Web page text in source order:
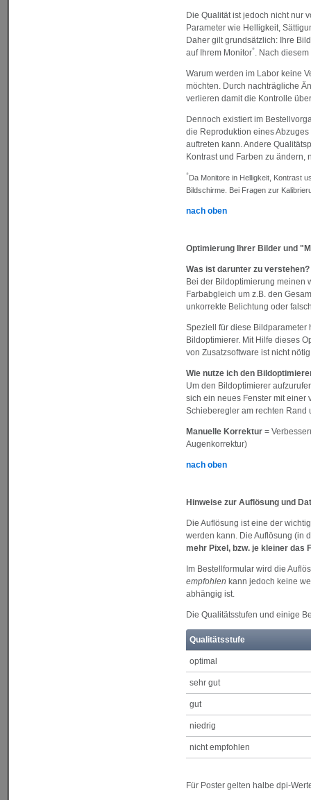
Die Qualität ist jedoch nicht nur
Parameter wie Helligkeit,
Daher gilt grundsätzlich: Ihre
auf Ihrem Monitor*. Nach
Warum werden im Labor keine
möchten. Durch nachträgliche
verlieren damit die Kontrolle
Dennoch existiert im
die Reproduktion eines
auftreten kann. Andere
Kontrast und Farben zu
*Da Monitore in Helligkeit, Kontrast
Bildschirme. Bei Fragen zur
nach oben
Optimierung Ihrer Bilder und
Was ist darunter zu verstehen?
Bei der Bildoptimierung meinen
Farbabgleich um z.B. den
unkorrekte Belichtung oder
Speziell für diese Bildparameter
Bildoptimierer. Mit Hilfe dieses
von Zusatzsoftware ist nicht
Wie nutze ich den
Um den Bildoptimierer
sich ein neues Fenster mit einer
Schieberegler am rechten Rand
Manuelle Korrektur =
Augenkorrektur)
nach oben
Hinweise zur Auflösung und
Die Auflösung ist eine der
werden kann. Die Auflösung (in
mehr Pixel, bzw. je kleiner das
Im Bestellformular wird die
empfohlen kann jedoch keine
abhängig ist.
Die Qualitätsstufen und einige
Qualitätsstufe
optimal
sehr gut
gut
niedrig
nicht empfohlen
Für Poster gelten halbe dpi-